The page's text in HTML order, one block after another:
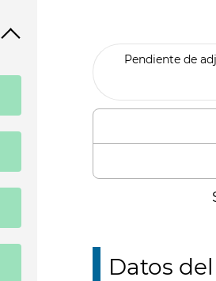
Pendiente de
Datos